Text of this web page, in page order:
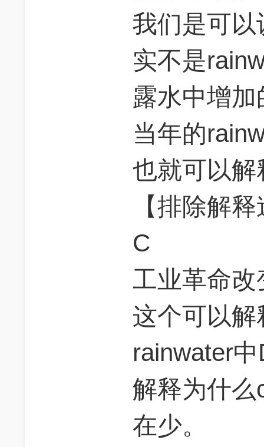
我们是可
实不是
露水中增
当年的
也就可以
【排除解
C
工业革命
这个可以
rainwater
解释为什
在少。